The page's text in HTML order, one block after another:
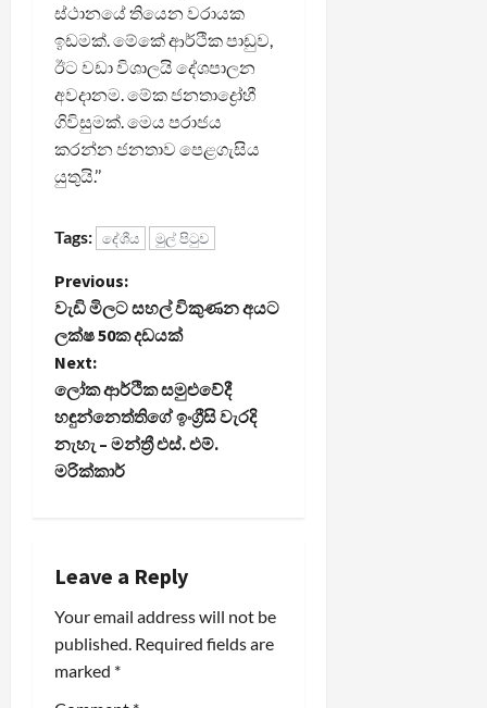
ස්ථානයේ තියෙන වරායක
ඉඩමක්. මේකේ ආර්ථික පාඩුව,
ඊට වඩා විශාලයි දේශපාලන
අවදානම. මේක ජනතාද්‍රෝහී
ගිවිසුමක්. මෙය පරාජය
කරන්න ජනතාව පෙළගැසිය
යුතුයි.’’
Tags: දේශීය මුල් පිටුව
P
o
s
t
n
v
i
g
Previous:
වැඩි මිලට සහල් විකුණන අයට
ලක්ෂ 50ක දඩයක්
Next:
ලෝක ආර්ථික සමුළුවේදී
හඳුන්නෙත්තිගේ ඉංග්‍රීසි වැරදි
නැහැ – මන්ත්‍රී එස්. එම්.
මරික්කාර්
Leave a Reply
Your email address will not be
published. Required fields are
marked *